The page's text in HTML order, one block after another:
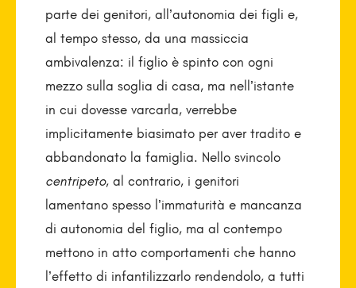
parte dei genitori, all’autonomia dei figli e,
al tempo stesso, da una massiccia
ambivalenza: il figlio è spinto con ogni
mezzo sulla soglia di casa, ma nell’istante
in cui dovesse varcarla, verrebbe
implicitamente biasimato per aver tradito e
abbandonato la famiglia. Nello svincolo
centripeto, al contrario, i genitori
lamentano spesso l’immaturità e mancanza
di autonomia del figlio, ma al contempo
mettono in atto comportamenti che hanno
l’effetto di infantilizzarlo rendendolo, a tutti